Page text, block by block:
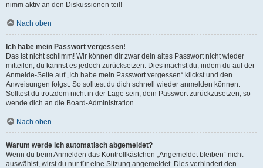
nimm aktiv an den Diskussionen teil!
Nach oben
Ich habe mein Passwort vergessen!
Das ist nicht schlimm! Wir können dir zwar dein altes Passwort nicht wieder
mitteilen, du kannst es jedoch zurücksetzen. Dies machst du, indem du auf der
Anmelde-Seite auf „Ich habe mein Passwort vergessen“ klickst und den
Anweisungen folgst. So solltest du dich schnell wieder anmelden können.
Solltest du trotzdem nicht in der Lage sein, dein Passwort zurückzusetzen, so
wende dich an die Board-Administration.
Nach oben
Warum werde ich automatisch abgemeldet?
Wenn du beim Anmelden das Kontrollkästchen „Angemeldet bleiben“ nicht
auswählst, wirst du nur für eine Sitzung angemeldet. Dies verhindert den